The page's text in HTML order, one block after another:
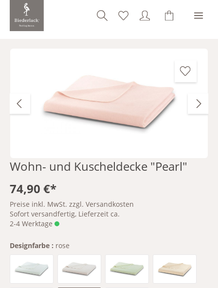
springen
Wohn- und Kuscheldecke "Pearl"
74,90 €*
Preise inkl. MwSt. zzgl. Versandkosten
Sofort versandfertig, Lieferzeit ca.
2-4 Werktage
Designfarbe : rose
aqua grey mint oatmeal